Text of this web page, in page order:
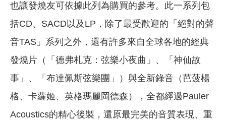
也讓發燒友可依據此列為購買的參考。此一系列包
括CD、SACD以及LP，除了最受歡迎的「絕對的聲
音TAS」系列之外，還有許多來自全球各地的經典
發燒片（「德弗札克：弦樂小夜曲」、「神仙故
事」、「布達佩斯弦樂團」）與全新錄音（芭菠楊
格、卡蘿姬、英格瑪麗岡德森），全都經過Pauler
Acoustics的精心後製，還原最完美的音質表現、重